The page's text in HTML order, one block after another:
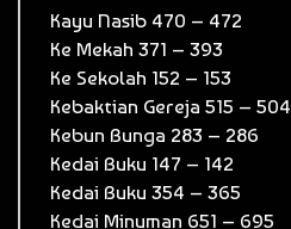
Kayu Nasib 470 – 472
Ke Mekah 371 – 393
Ke Sekolah 152 – 153
Kebaktian Gereja 515 – 504
Kebun Bunga 283 – 286
Kedai Buku 147 – 142
Kedai Buku 354 – 365
Kedai Minuman 651 – 695